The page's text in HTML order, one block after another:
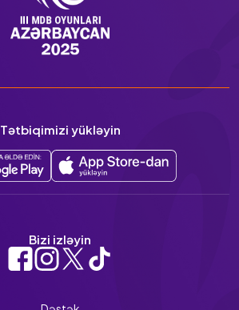
Tətbiqimizi yükləyin
Bizi izləyin